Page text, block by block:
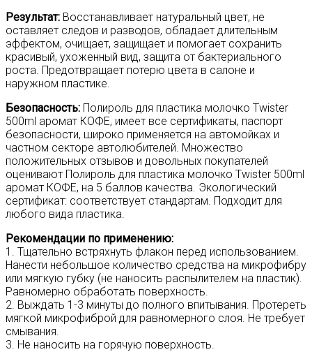
Результат: Восстанавливает натуральный цвет, не
оставляет следов и разводов, обладает длительным
эффектом, очищает, защищает и помогает сохранить
красивый, ухоженный вид, защита от бактериального
роста. Предотвращает потерю цвета в салоне и
наружном пластике.
Безопасность: Полироль для пластика молочко Twister
500ml аромат КОФЕ, имеет все сертификаты, паспорт
безопасности, широко применяется на автомойках и
частном секторе автолюбителей. Множество
положительных отзывов и довольных покупателей
оценивают Полироль для пластика молочко Twister 500ml
аромат КОФЕ, на 5 баллов качества. Экологический
сертификат: соответствует стандартам. Подходит для
любого вида пластика.
Рекомендации по применению:
1. Тщательно встряхнуть флакон перед использованием.
Нанести небольшое количество средства на микрофибру
или мягкую губку (не наносить распылителем на пластик).
Равномерно обработать поверхность.
2. Выждать 1-3 минуты до полного впитывания. Протереть
мягкой микрофиброй для равномерного слоя. Не требует
смывания.
3. Не наносить на горячую поверхность.